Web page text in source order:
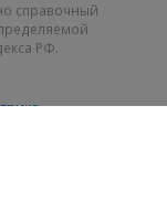
справочный
РФ.